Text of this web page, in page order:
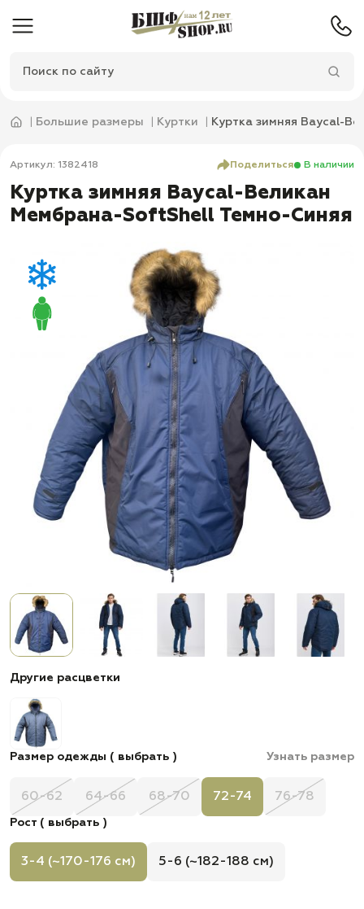
Большие размеры Куртки Куртка зимняя Baycal-
Артикул: 1382418 Поделиться В наличии
Куртка зимняя Baycal-Великан
Мембрана-SoftShell Темно-Синяя
Другие расцветки
Размер одежды ( выбрать ) Узнать размер
60-62 64-66 68-70 72-74 76-78
Рост ( выбрать )
3-4 (~170-176 см) 5-6 (~182-188 см)